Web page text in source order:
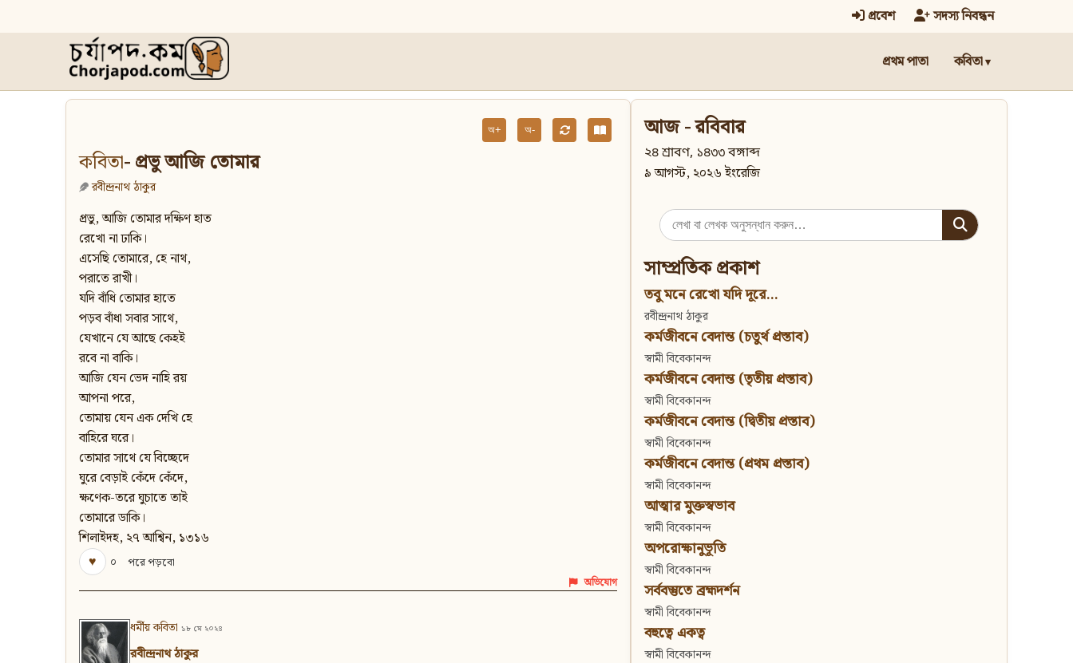
প্রবেশ সদস্য নিবন্ধন
প্রথম পাতা কবিতা
অ+ অ-
কবিতা- প্রভু আজি তোমার
রবীন্দ্রনাথ ঠাকুর
প্রভু, আজি তোমার দক্ষিণ হাত
রেখো না ঢাকি।
এসেছি তোমারে, হে নাথ,
পরাতে রাখী।
যদি বাঁধি তোমার হাতে
পড়ব বাঁধা সবার সাথে,
যেখানে যে আছে কেহই
রবে না বাকি।
আজি যেন ভেদ নাহি রয়
আপনা পরে,
তোমায় যেন এক দেখি হে
বাহিরে ঘরে।
তোমার সাথে যে বিচ্ছেদে
ঘুরে বেড়াই কেঁদে কেঁদে,
ক্ষণেক-তরে ঘুচাতে তাই
তোমারে ডাকি।
শিলাইদহ, ২৭ আশ্বিন, ১৩১৬
♥
০ পরে পড়বো
অভিযোগ
ধর্মীয় কবিতা ১৮ মে ২০২৪
রবীন্দ্রনাথ ঠাকুর
আজ - রবিবার
২৪ শ্রাবণ, ১৪৩৩ বঙ্গাব্দ
৯ আগস্ট, ২০২৬ ইংরেজি
Search
for:
সাম্প্রতিক প্রকাশ
তবু মনে রেখো যদি দূরে...
রবীন্দ্রনাথ ঠাকুর
কর্মজীবনে বেদান্ত (চতুর্থ প্রস্তাব)
স্বামী বিবেকানন্দ
কর্মজীবনে বেদান্ত (তৃতীয় প্রস্তাব)
স্বামী বিবেকানন্দ
কর্মজীবনে বেদান্ত (দ্বিতীয় প্রস্তাব)
স্বামী বিবেকানন্দ
কর্মজীবনে বেদান্ত (প্রথম প্রস্তাব)
স্বামী বিবেকানন্দ
আত্মার মুক্তস্বভাব
স্বামী বিবেকানন্দ
অপরোক্ষানুভূতি
স্বামী বিবেকানন্দ
সর্ববস্তুতে ব্রহ্মদর্শন
স্বামী বিবেকানন্দ
বহুত্বে একত্ব
স্বামী বিবেকানন্দ